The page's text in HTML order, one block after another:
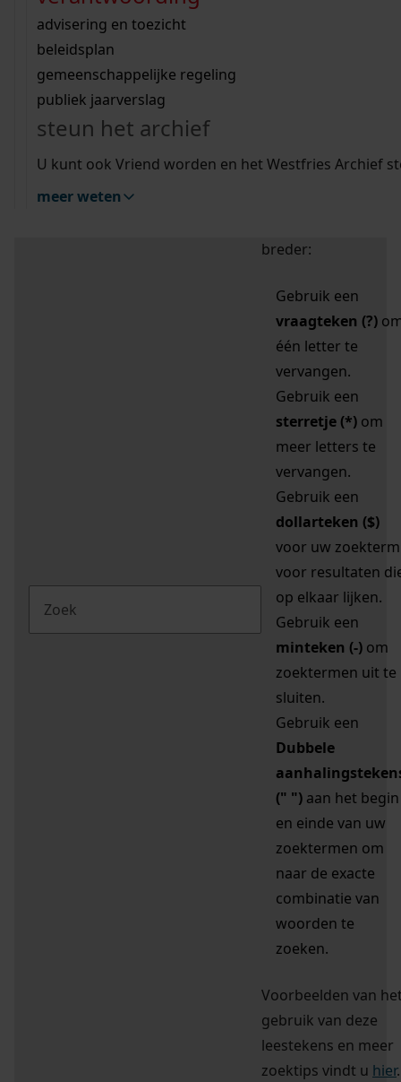
bouwvergunningen
omgevingsvergunningen
vergunningen
beeld en geluid
uitleg nodig?
Wij helpen u op weg met een aantal zoektips.
bekijk alle zoektips
Wij helpen u op weg met een aantal zoektips.
bekijk alle zoektips
bekijk ons geschiedenislokaal
advisering en toezicht
beleidsplan
gemeenschappelijke regeling
publiek jaarverslag
steun het archief
U kunt ook Vriend worden en het Westfries Archief
meer weten
zoektips
Mijn Studiezaal (inloggen)
uw zoekopdracht te
breder:
Gebruik een
vraagteken (?)
één letter te
vervangen.
Gebruik een
sterretje (*) om
meer letters te
vervangen.
Gebruik een
dollarteken ($)
voor uw zoekterm
voor resultaten
op elkaar lijken.
Gebruik een
minteken (-) om
zoektermen uit te
sluiten.
Gebruik een
Dubbele
(" ") aan het begin
en einde van uw
zoektermen om
naar de exacte
combinatie van
woorden te
zoeken.
Voorbeelden van
gebruik van deze
leestekens en meer
zoektips vindt u hier.